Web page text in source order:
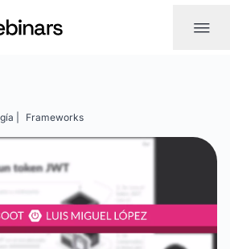
|||
| Frameworks